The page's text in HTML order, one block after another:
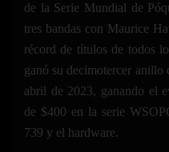
de la Serie Mundial de
tres bandas con Maurice
récord de títulos de todos
ganó su decimotercer
abril de 2023, ganando el
de $400 en la serie
739 y el hardware.